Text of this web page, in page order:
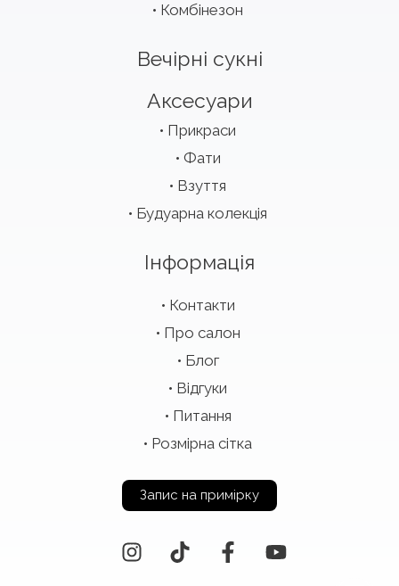
Комбінезон
Вечірні сукні
Аксесуари
Прикраси
Фати
Взуття
Будуарна колекція
Інформація
Контакти
Про салон
Блог
Відгуки
Питання
Розмірна сітка
Запис на примірку